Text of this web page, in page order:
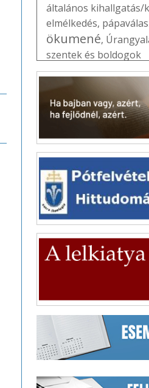
általános kihallgatás/
elmélkedés,
ökumené,
szentek és boldogok